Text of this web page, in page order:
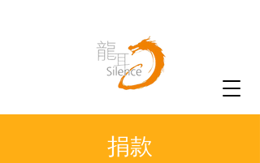
捐款